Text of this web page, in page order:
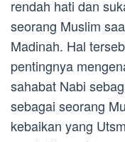
rendah hati dan
seorang Muslim
Madinah. Hal
pentingnya
sahabat Nabi
sebagai seorang
kebaikan yang